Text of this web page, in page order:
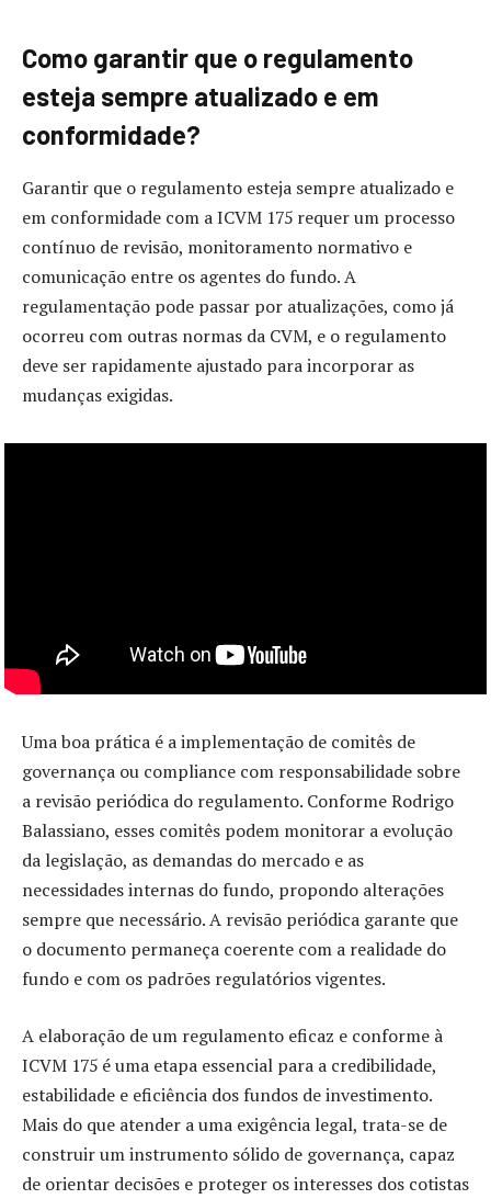
Como garantir que o regulamento
esteja sempre atualizado e em
conformidade?
Garantir que o regulamento esteja sempre atualizado e
em conformidade com a ICVM 175 requer um processo
contínuo de revisão, monitoramento normativo e
comunicação entre os agentes do fundo. A
regulamentação pode passar por atualizações, como já
ocorreu com outras normas da CVM, e o regulamento
deve ser rapidamente ajustado para incorporar as
mudanças exigidas.
Uma boa prática é a implementação de comitês de
governança ou compliance com responsabilidade sobre
a revisão periódica do regulamento. Conforme Rodrigo
Balassiano, esses comitês podem monitorar a evolução
da legislação, as demandas do mercado e as
necessidades internas do fundo, propondo alterações
sempre que necessário. A revisão periódica garante que
o documento permaneça coerente com a realidade do
fundo e com os padrões regulatórios vigentes.
A elaboração de um regulamento eficaz e conforme à
ICVM 175 é uma etapa essencial para a credibilidade,
estabilidade e eficiência dos fundos de investimento.
Mais do que atender a uma exigência legal, trata-se de
construir um instrumento sólido de governança, capaz
de orientar decisões e proteger os interesses dos cotistas